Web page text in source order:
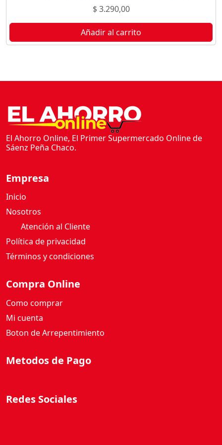
$3.290,00
Añadir al carrito
El Ahorro Online, El Primer Supermercado Online de
Sáenz Peña Chaco.
Empresa
Inicio
Nosotros
Atención al Cliente
Política de privacidad
Términos y condiciones
Compra Online
Como comprar
Mi cuenta
Boton de Arrepentimiento
Metodos de Pago
Redes Sociales